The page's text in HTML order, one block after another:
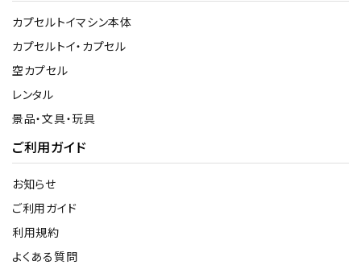
カプセルトイマシン本体
カプセルトイ・カプセル
空カプセル
レンタル
景品・文具・玩具
ご利用ガイド
お知らせ
ご利用ガイド
利用規約
よくある質問